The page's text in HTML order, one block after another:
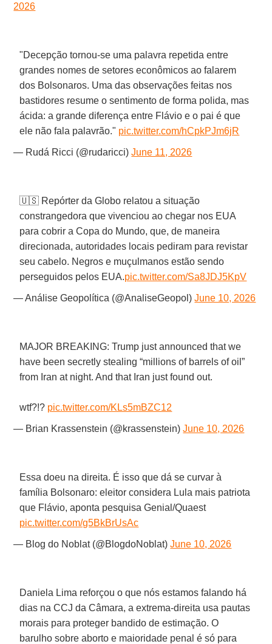
2026
"Decepção tornou-se uma palavra repetida entre
grandes nomes de setores econômicos ao falarem
dos Bolsonaros. Uma das observações feitas nos
bastidores resume o sentimento de forma polida, mas
ácida: a grande diferença entre Flávio e o pai é que
ele não fala palavrão." pic.twitter.com/hCpkPJm6jR
— Rudá Ricci (@rudaricci)June 11, 2026
🇺🇸 Repórter da Globo relatou a situação
constrangedora que vivenciou ao chegar nos EUA
para cobrir a Copa do Mundo, que, de maneira
direcionada, autoridades locais pediram para revistar
seu cabelo. Negros e muçulmanos estão sendo
perseguidos pelos EUA.pic.twitter.com/Sa8JDJ5KpV
— Análise Geopolítica (@AnaliseGeopol)June 10, 2026
MAJOR BREAKING: Trump just announced that we
have been secretly stealing “millions of barrels of oil”
from Iran at night. And that Iran just found out.
wtf?!? pic.twitter.com/KLs5mBZC12
— Brian Krassenstein (@krassenstein)June 10, 2026
Essa doeu na direita. É isso que dá se curvar à
família Bolsonaro: eleitor considera Lula mais patriota
que Flávio, aponta pesquisa Genial/Quaest
pic.twitter.com/g5BkBrUsAc
— Blog do Noblat (@BlogdoNoblat)June 10, 2026
Daniela Lima reforçou o que nós estamos falando há
dias na CCJ da Câmara, a extrema-direita usa pautas
morais para proteger bandido de estimação. O
barulho sobre aborto e maioridade penal é só para